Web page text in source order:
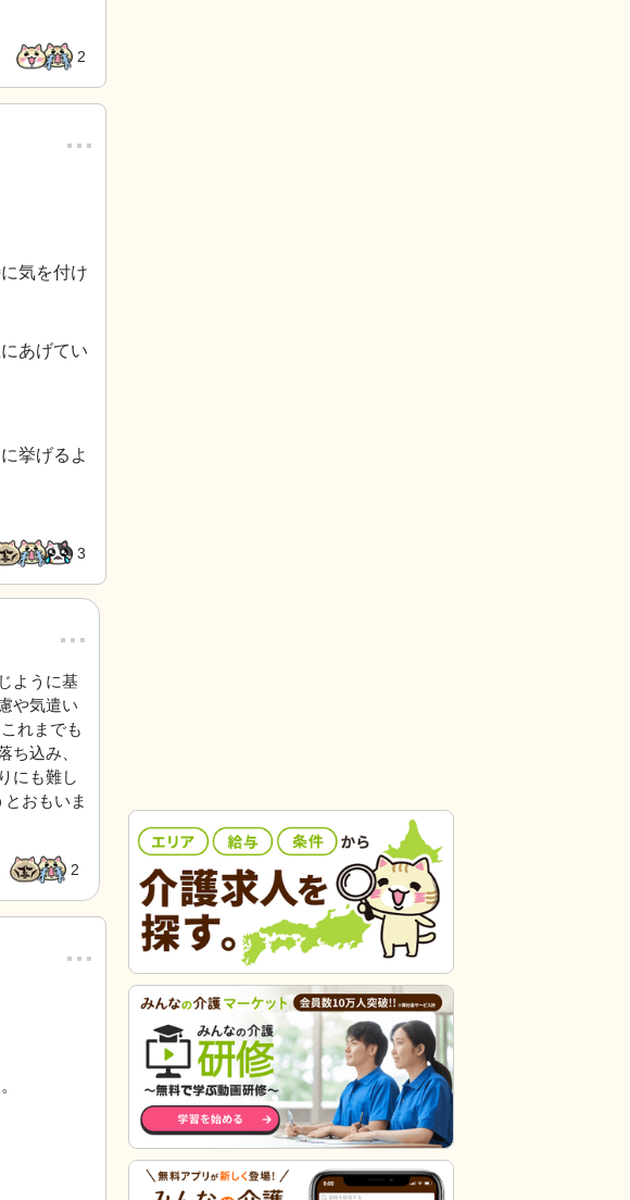
2
…
気を付け
あげてい
挙げるよ
3
…
ように基
や気遣い
れまでも
ち込み、
にも難し
おもいま
2
…